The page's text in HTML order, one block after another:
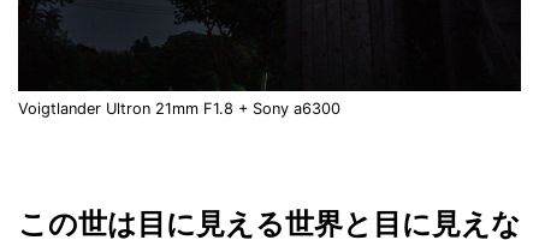
Voigtlander Ultron 21mm F1.8 + Sony a6300
この世は目に見える世界と目に見えな